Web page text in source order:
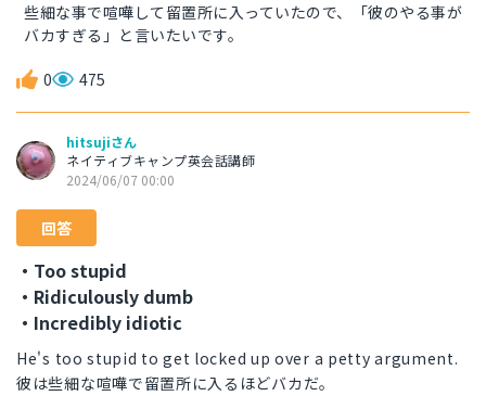
些細な事で喧嘩して留置所に入っていたので、「彼のやる事が
バカすぎる」と言いたいです。
0 475
hitsujiさん
ネイティブキャンプ英会話講師
2024/06/07 00:00
回答
・Too stupid
・Ridiculously dumb
・Incredibly idiotic
He's too stupid to get locked up over a petty argument.
彼は些細な喧嘩で留置所に入るほどバカだ。